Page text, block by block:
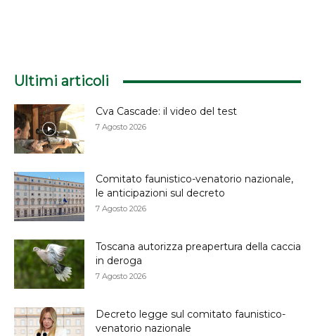
Ultimi articoli
Cva Cascade: il video del test
7 Agosto 2026
Comitato faunistico-venatorio nazionale,
le anticipazioni sul decreto
7 Agosto 2026
Toscana autorizza preapertura della caccia
in deroga
7 Agosto 2026
Decreto legge sul comitato faunistico-
venatorio nazionale